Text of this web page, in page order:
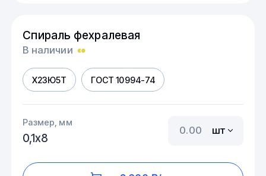
Спираль фехралевая
В наличии
Х23Ю5Т ГОСТ 10994-74
Размер, мм
0,1х8
шт